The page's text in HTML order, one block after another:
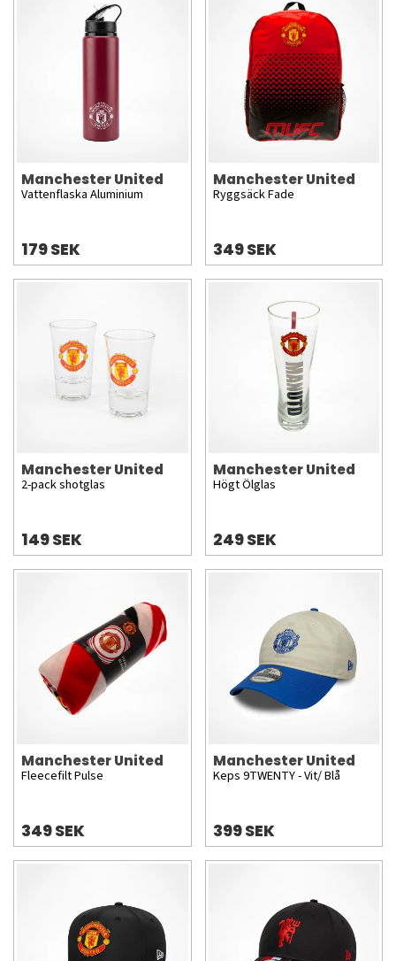
Manchester United
Vattenflaska Aluminium
179 SEK
Manchester United
Ryggsäck Fade
349 SEK
Manchester United
2-pack shotglas
149 SEK
Manchester United
Högt Ölglas
249 SEK
Manchester United
Fleecefilt Pulse
349 SEK
Manchester United
Keps 9TWENTY - Vit/ Blå
399 SEK